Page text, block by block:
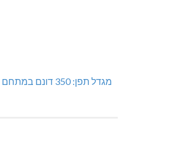
מגדל תפן: 350 דונם במתחם חדש